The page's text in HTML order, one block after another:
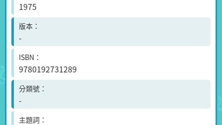
1975
版本
-
ISBN
9780192731289
分類號
-
主題詞